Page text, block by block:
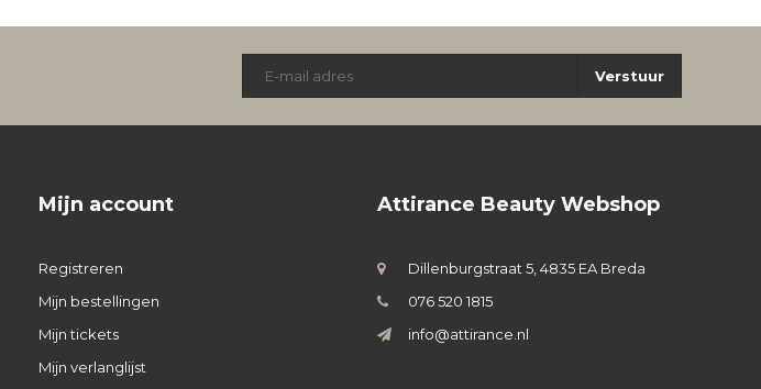
Verstuur
Mijn account
Registreren
Mijn bestellingen
Mijn tickets
Mijn verlanglijst
Attirance Beauty Webshop
Dillenburgstraat 5, 4835 EA Breda
076 520 1815
info@attirance.nl